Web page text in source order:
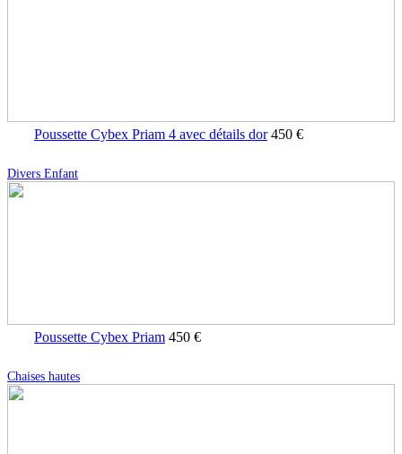
Poussette Cybex Priam 4 avec détails dor 450 €
Divers Enfant
Poussette Cybex Priam 450 €
Chaises hautes